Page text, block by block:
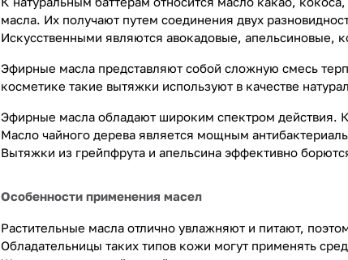
масла. Их получают путем соединения двух
Искусственными являются авокадовые, апельсиновые,
Эфирные масла представляют собой сложную смесь
косметике такие вытяжки используют в качестве
Эфирные масла обладают широким спектром действия.
Масло чайного дерева является мощным
Вытяжки из грейпфрута и апельсина эффективно
Особенности применения масел
Растительные масла отлично увлажняют и питают,
Обладательницы таких типов кожи могут применять